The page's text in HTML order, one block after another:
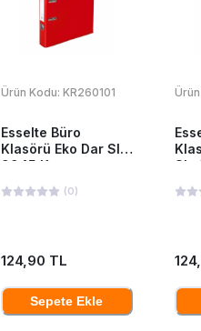
Ürün Kodu: KR260101
Esselte Büro
Klasörü Eko Dar Slt-
9945 Kırmızı
(0)
124,90 TL
Sepete Ekle
Slt-